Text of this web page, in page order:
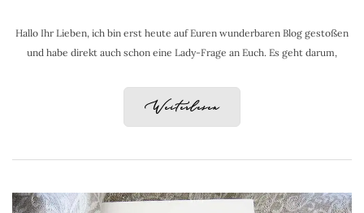
Hallo Ihr Lieben, ich bin erst heute auf Euren wunderbaren Blog gestoßen
und habe direkt auch schon eine Lady-Frage an Euch. Es geht darum,
Weiterlesen